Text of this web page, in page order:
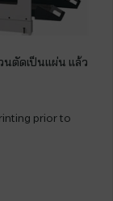
นตัดเป็นแผ่น แล้ว
prior to